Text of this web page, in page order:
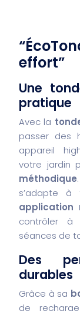
effort”
Une
pratique
Avec la
passer des
appareil
votre jardin
méthodique
s’adapte à
application
contrôler à
séances de
Des
durables
Grâce à sa
de